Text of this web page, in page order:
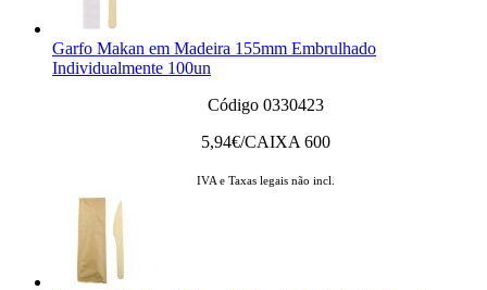
Garfo Makan em Madeira 155mm Embrulhado
Individualmente 100un
Código 0330423
5,94€/CAIXA 600
IVA e Taxas legais não incl.